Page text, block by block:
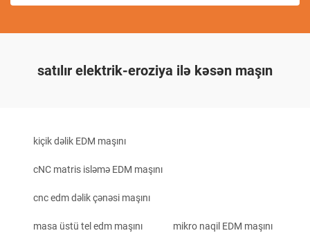
satılır elektrik-eroziya ilə kəsən maşın
kiçik dəlik EDM maşını
cNC matris isləmə EDM maşını
cnc edm dəlik çənəsi maşını
masa üstü tel edm maşını mikro naqil EDM maşını